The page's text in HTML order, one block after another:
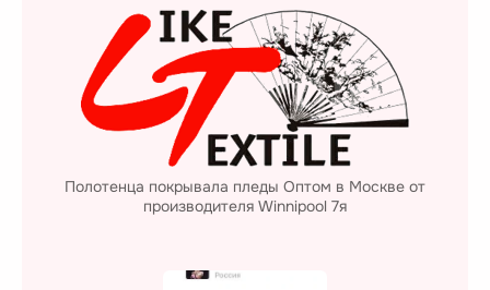
Полотенца покрывала пледы Оптом в Москве от
производителя Winnipool 7я